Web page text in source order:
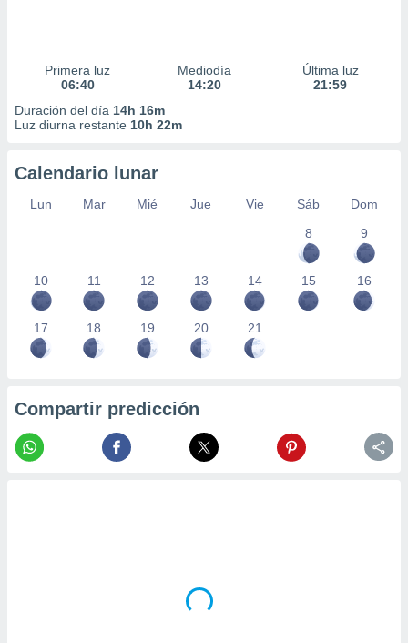
Primera luz
06:40
Mediodía
14:20
Última luz
21:59
Duración del día 14h 16m
Luz diurna restante 10h 22m
Calendario lunar
Lun Mar Mié Jue Vie Sáb
Dom
8
9
10 11 12 13 14 15 16
17 18 19 20 21
Compartir predicción